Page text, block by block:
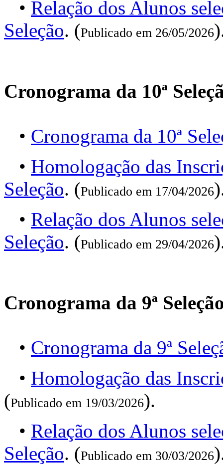
• Relação dos Alunos
Seleção. (Publicado em 26/05/2026
Cronograma da 10ª
• Cronograma da 10ª
• Homologação das
Seleção. (Publicado em 17/04/2026
• Relação dos Alunos
Seleção. (Publicado em 29/04/2026
Cronograma da 9ª
• Cronograma da 9ª
• Homologação das
(Publicado em 19/03/2026).
• Relação dos Alunos
Seleção. (Publicado em 30/03/2026